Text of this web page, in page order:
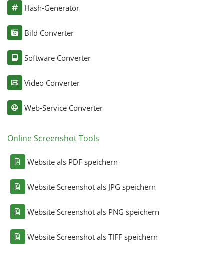
Hash-Generator
Bild Converter
Software Converter
Video Converter
Web-Service Converter
Online Screenshot Tools
Website als PDF speichern
Website Screenshot als JPG speichern
Website Screenshot als PNG speichern
Website Screenshot als TIFF speichern